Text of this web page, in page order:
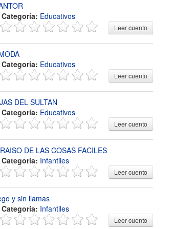
Categoría: Educativos
Leer cuento
Categoría: Educativos
Leer cuento
DEL SULTAN
Categoría: Educativos
Leer cuento
DE LAS COSAS FACILES
Categoría: Infantiles
Leer cuento
y sin llamas
Categoría: Infantiles
Leer cuento